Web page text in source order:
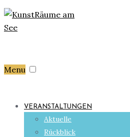
Menu
VERANSTALTUNGEN
Aktuelle
Rückblick